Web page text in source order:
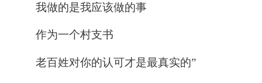
我做的是我应该做的事
作为一个村支书
老百姓对你的认可才是最真实的”